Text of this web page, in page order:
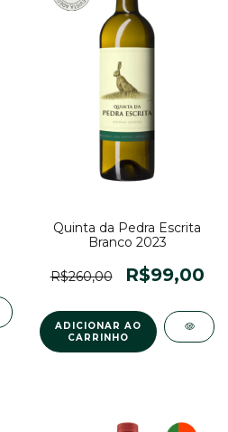
Quinta da Pedra Escrita
Branco 2023
R$260,00 R$99,00